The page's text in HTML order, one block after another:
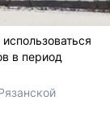
в период